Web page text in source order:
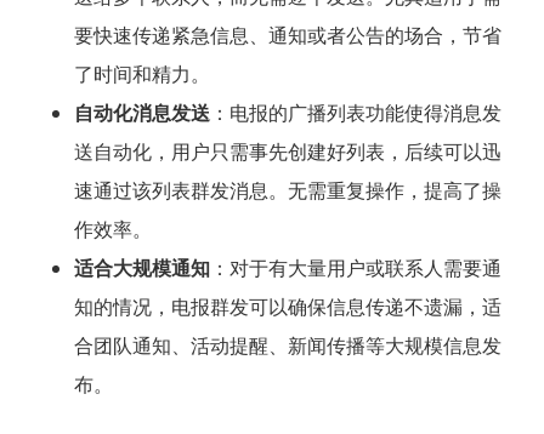
要快速传递紧急信息、通知或者公告的场合，节省
了时间和精力。
自动化消息发送：电报的广播列表功能使得消息发
送自动化，用户只需事先创建好列表，后续可以迅
速通过该列表群发消息。无需重复操作，提高了操
作效率。
适合大规模通知：对于有大量用户或联系人需要通
知的情况，电报群发可以确保信息传递不遗漏，适
合团队通知、活动提醒、新闻传播等大规模信息发
布。